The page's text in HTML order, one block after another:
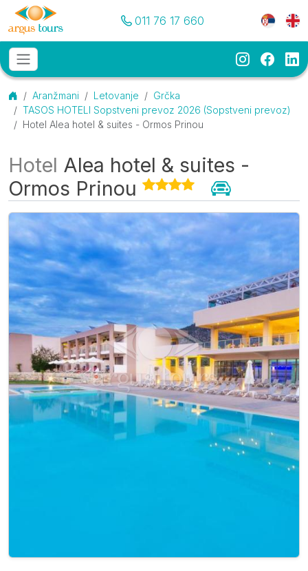
Pozovite nas
011 76 17 660 Meni
Osnovni meni
MENU
Instagram
Početna
Aranžmani Letovanje
Grčka
TASOS HOTELI Sopstveni prevoz 2026 (Sopstveni prevoz)
Hotel Alea hotel & suites - Ormos Prinou
Hotel Alea hotel & suites -
Ormos Prinou
O smeštaju
Galerija